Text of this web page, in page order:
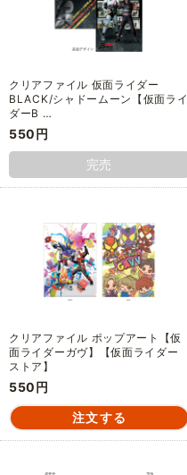
クリアファイル 仮面ライダー
BLACK/シャドームーン【仮面ライ
ダーB …
550円
完売
クリアファイル ポップアート【仮
面ライダーガヴ】【仮面ライダー
ストア】
550円